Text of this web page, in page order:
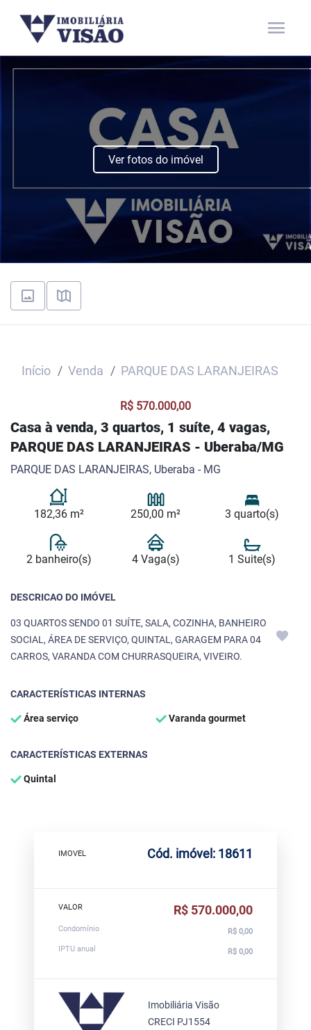
menu
Ver fotos do imóvel
Início Venda PARQUE DAS LARANJEIRAS
R$ 570.000,00
Casa à venda, 3 quartos, 1 suíte, 4 vagas,
PARQUE DAS LARANJEIRAS - Uberaba/MG
PARQUE DAS LARANJEIRAS, Uberaba - MG
182,36 m² 250,00 m² 3 quarto(s)
2 banheiro(s) 4 Vaga(s) 1 Suite(s)
DESCRICAO DO IMÓVEL
03 QUARTOS SENDO 01 SUÍTE, SALA, COZINHA, BANHEIRO
SOCIAL, ÁREA DE SERVIÇO, QUINTAL, GARAGEM PARA 04
CARROS, VARANDA COM CHURRASQUEIRA, VIVEIRO.
CARACTERÍSTICAS INTERNAS
Área serviço Varanda gourmet
CARACTERÍSTICAS EXTERNAS
Quintal
IMOVEL Cód. imóvel: 18611
VALOR R$ 570.000,00
Condomínio
R$ 0,00
IPTU anual
R$ 0,00
Imobiliária Visão
CRECI PJ1554